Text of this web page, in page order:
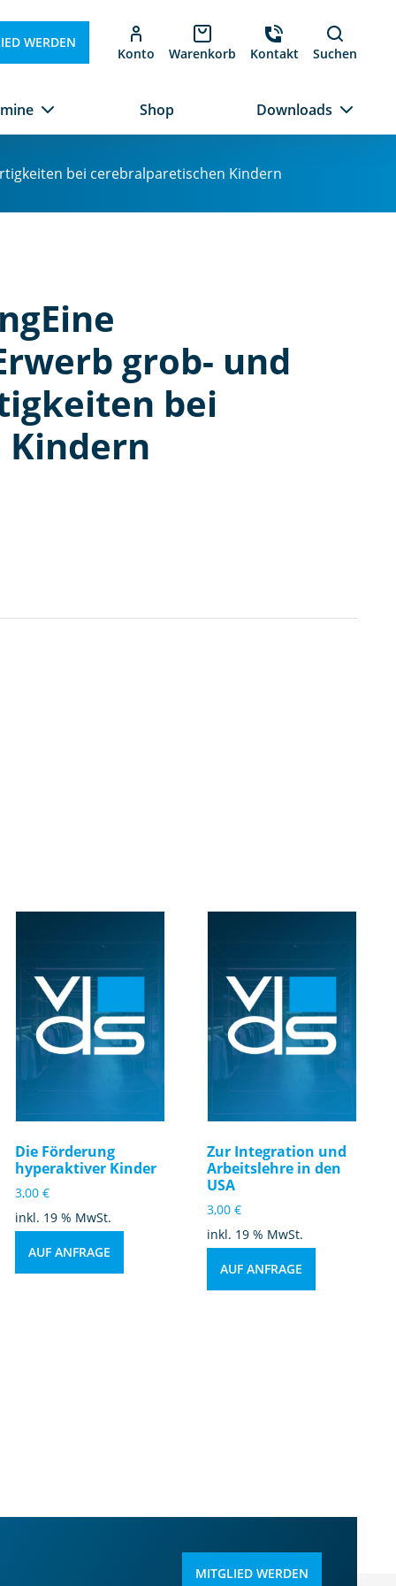
WERDEN
Konto Warenkorb Kontakt Suchen
Shop Downloads
bei cerebralparetischen Kindern
grob- und
bei
Die Förderung
hyperaktiver Kinder
3,00€
inkl. 19 % MwSt.
AUF ANFRAGE
Zur Integration und
Arbeitslehre in den
USA
3,00€
inkl. 19 % MwSt.
AUF ANFRAGE
MITGLIED WERDEN